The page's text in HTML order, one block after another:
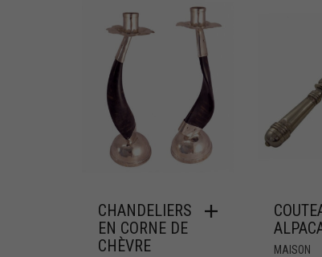
CHANDELIERS
EN CORNE DE
CHÈVRE
MAISON